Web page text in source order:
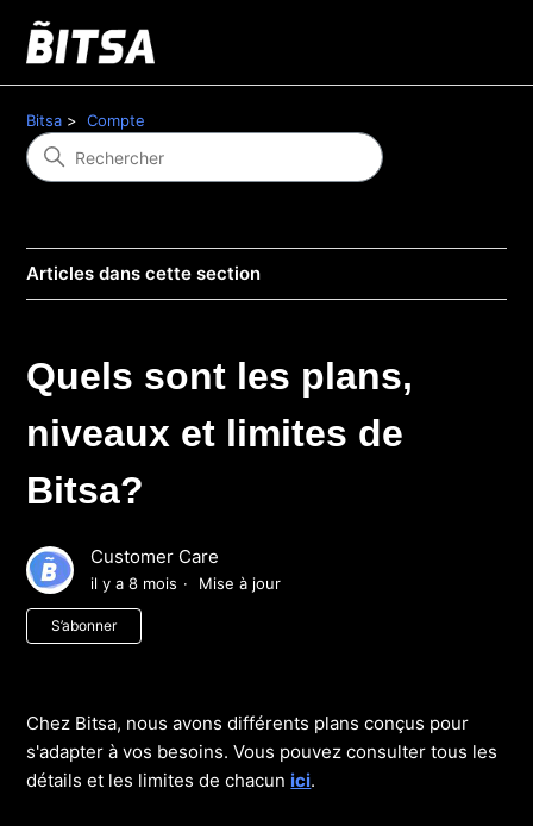
Bitsa Compte
Articles dans cette section
Quels sont les plans,
niveaux et limites de
Bitsa?
Customer Care
il y a 8 mois Mise à jour
S’abonner
Chez Bitsa, nous avons différents plans conçus pour
s'adapter à vos besoins. Vous pouvez consulter tous les
détails et les limites de chacunici.